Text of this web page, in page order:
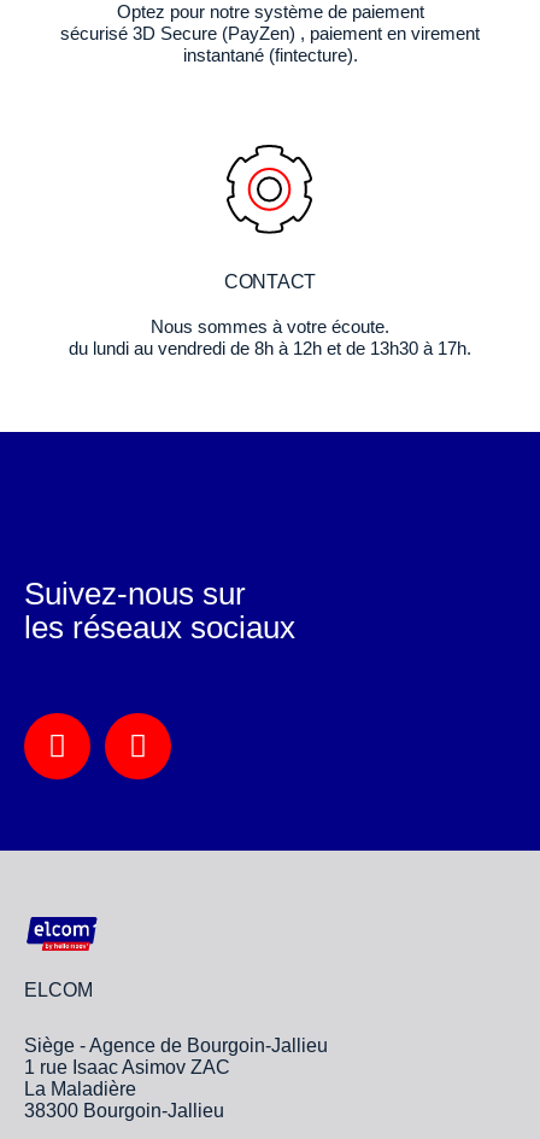
Optez pour notre système de paiement
sécurisé 3D Secure (PayZen) , paiement en virement
instantané (fintecture).
CONTACT
Nous sommes à votre écoute.
du lundi au vendredi de 8h à 12h et de 13h30 à 17h.
ELCOM
Siège - Agence de Bourgoin-Jallieu
1 rue Isaac Asimov ZAC
La Maladière
38300 Bourgoin-Jallieu
Suivez-nous sur
les réseaux sociaux